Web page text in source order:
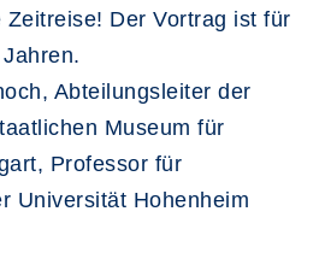
Der Vortrag ist für
Abteilungsleiter der
Museum für
Professor für
Universität Hohenheim